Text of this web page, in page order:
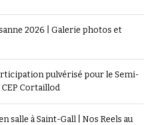
2026 | Galerie photos et
pulvérisé pour le Semi-
Cortaillod
salle à Saint-Gall | Nos Reels au